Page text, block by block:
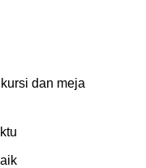
dan meja